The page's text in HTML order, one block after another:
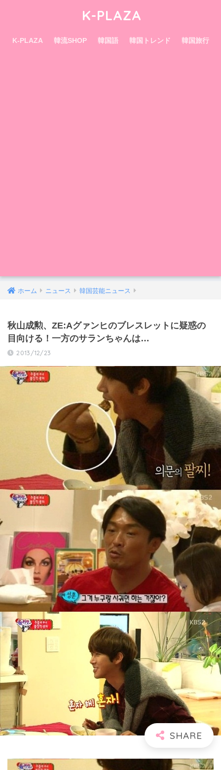
K-PLAZA
K-PLAZA 韓流SHOP 韓国語 韓国トレンド 韓国旅行
ホーム ニュース 韓国芸能ニュース
秋山成勲、ZE:Aグァンヒのブレスレットに疑惑の
目向ける！一方のサランちゃんは…
2013/12/23